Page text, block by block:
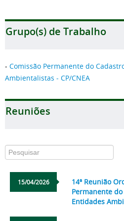
Grupo(s) de Trabalho
- Comissão Permanente do
Ambientalistas - CP/CNEA
Reuniões
15/04/2026
14ª Reunião
Permanente
Entidades